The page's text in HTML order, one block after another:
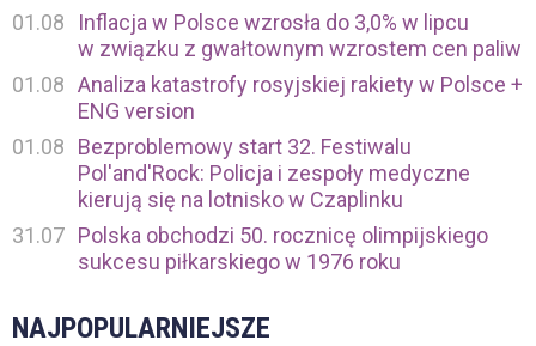
01.08
Inflacja w Polsce wzrosła do 3,0% w lipcu
w związku z gwałtownym wzrostem cen paliw
01.08 Analiza katastrofy rosyjskiej rakiety w Polsce +
ENG version
01.08
Bezproblemowy start 32. Festiwalu
Pol'and'Rock: Policja i zespoły medyczne
kierują się na lotnisko w Czaplinku
31.07 Polska obchodzi 50. rocznicę olimpijskiego
sukcesu piłkarskiego w 1976 roku
NAJPOPULARNIEJSZE